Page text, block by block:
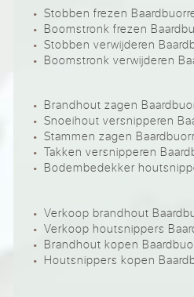
Stobben frezen
Boomstronk frezen
Stobben verwijderen
Boomstronk verwijderen
Brandhout zagen
Snoeihout versnipperen
Stammen zagen
Takken versnipperen
Bodembedekker
Verkoop brandhout
Verkoop houtsnippers
Brandhout kopen
Houtsnippers kopen